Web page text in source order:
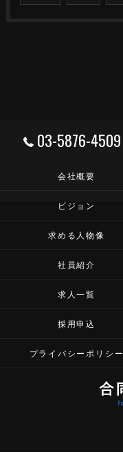
03-5876-4509
会社概要
ビジョン
求める人物像
社員紹介
求人一覧
採用申込
プライバシーポリシー